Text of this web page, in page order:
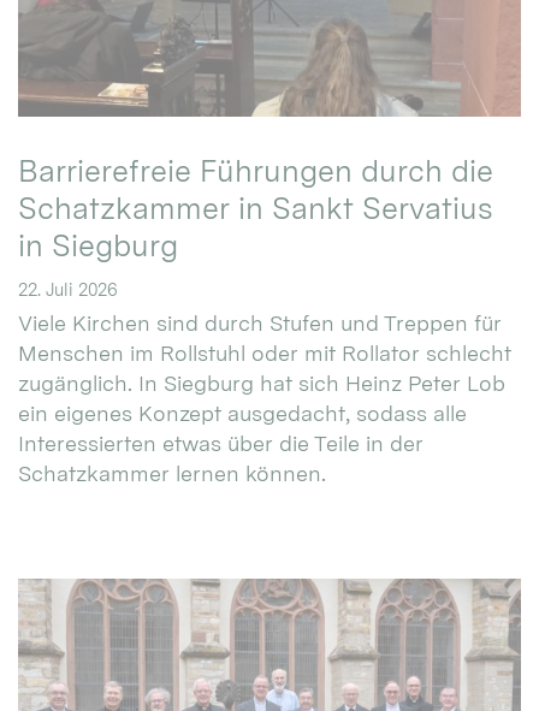
Barrierefreie Führungen durch die
Schatzkammer in Sankt Servatius
in Siegburg
22. Juli 2026
Viele Kirchen sind durch Stufen und Treppen für
Menschen im Rollstuhl oder mit Rollator schlecht
zugänglich. In Siegburg hat sich Heinz Peter Lob
ein eigenes Konzept ausgedacht, sodass alle
Interessierten etwas über die Teile in der
Schatzkammer lernen können.